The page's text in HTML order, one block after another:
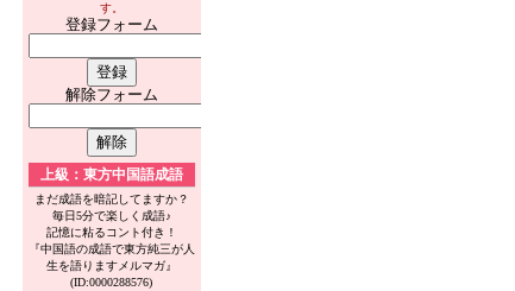
す。
登録フォーム
解除フォーム
上級：東方中国語成語
まだ成語を暗記してますか？
毎日5分で楽しく成語♪
記憶に粘るコント付き！
『中国語の成語で東方純三が人
生を語りますメルマガ』
(ID:0000288576)